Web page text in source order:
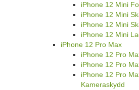
iPhone 12 Mini
iPhone 12 Mini
iPhone 12 Mini
iPhone 12 Mini
iPhone 12 Pro Max
iPhone 12 Pro
iPhone 12 Pro
iPhone 12 Pro
Kameraskydd